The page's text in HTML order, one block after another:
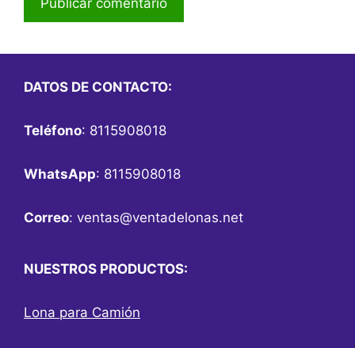
DATOS DE CONTACTO:
Teléfono: 8115908018
WhatsApp: 8115908018
Correo: ventas@ventadelonas.net
NUESTROS PRODUCTOS:
Lona para Camión